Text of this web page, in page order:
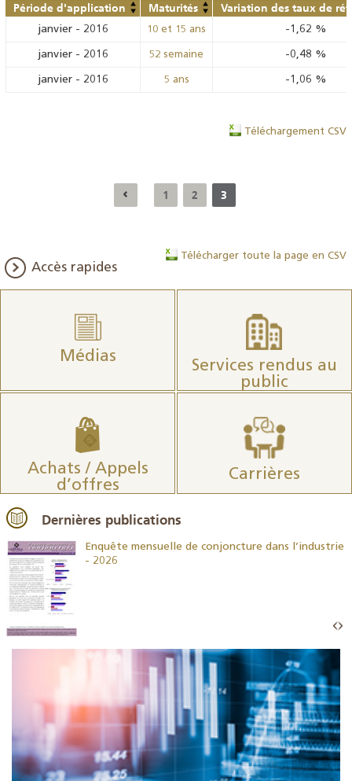
Période d'application Maturités Variation des taux de
janvier - 2016 10 et 15 ans -1,62 %
janvier - 2016 52 semaine -0,48 %
janvier - 2016 5 ans -1,06 %
Téléchargement CSV
1 2 3
Télécharger toute la page en CSV
Accès rapides
Médias
Services rendus au
public
Achats / Appels
d’offres
Carrières
Dernières publications
Enquête mensuelle de conjoncture dans l’industrie
- 2026